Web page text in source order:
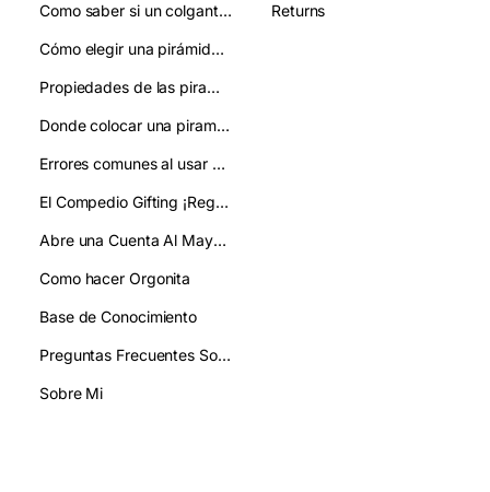
Como saber si un colgante de orgonita es autentico y evitar imitaciones
Cómo elegir una pirámide de orgonita:guía práctica y clara
Propiedades de las piramides de orgonita:como se usan
Donde colocar una piramide de orgonita:mejora tu ambiente y bienestar
Errores comunes al usar pirámides de orgonita y cómo evitarlos
El Compedio Gifting ¡Regala!
Abre una Cuenta Al Mayor/ Gifting
Como hacer Orgonita
Base de Conocimiento
Preguntas Frecuentes Sobre Orgonita FAQ
Sobre Mi
Returns